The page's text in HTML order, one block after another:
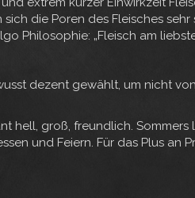
die Poren des Fleisches
Philosophie: „Fleisch am
dezent gewählt, um nicht
hell, groß, freundlich.
und Feiern. Für das Plus an